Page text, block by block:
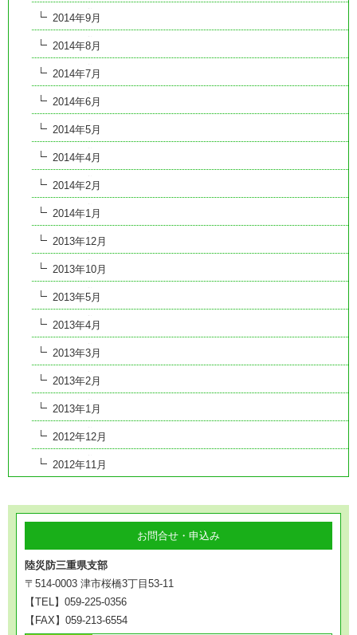
2014年9月
2014年8月
2014年7月
2014年6月
2014年5月
2014年4月
2014年2月
2014年1月
2013年12月
2013年10月
2013年5月
2013年4月
2013年3月
2013年2月
2013年1月
2012年12月
2012年11月
お問合せ・申込み
陸災防三重県支部
〒514-0003 津市桜橋3丁目53-11
【TEL】059-225-0356
【FAX】059-213-6554